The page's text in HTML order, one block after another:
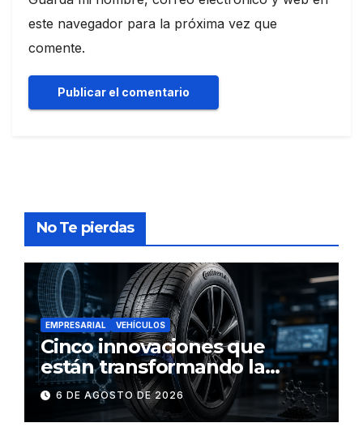
este navegador para la próxima vez que
comente.
No Te pierdas
EMPRESARIAL VEHÍCULOS
Cinco innovaciones que
están transformando la
industria de los neumáticos y
redefinen el futuro de la
movilidad
6 DE AGOSTO DE 2026